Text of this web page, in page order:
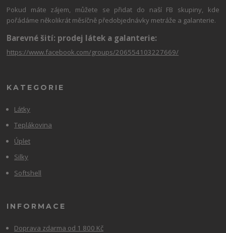
Pokud máte zájem, můžete se přidat do naší FB skupiny, kde
pořádáme několikrát měsíčně předobjednávky metráže a galanterie.
Barevné šití: prodej látek a galanterie:
https://www.facebook.com/groups/206554103227669/
KATEGORIE
Látky
Teplákovina
Úplet
Silky
Softshell
INFORMACE
Doprava zdarma od 1 800 Kč